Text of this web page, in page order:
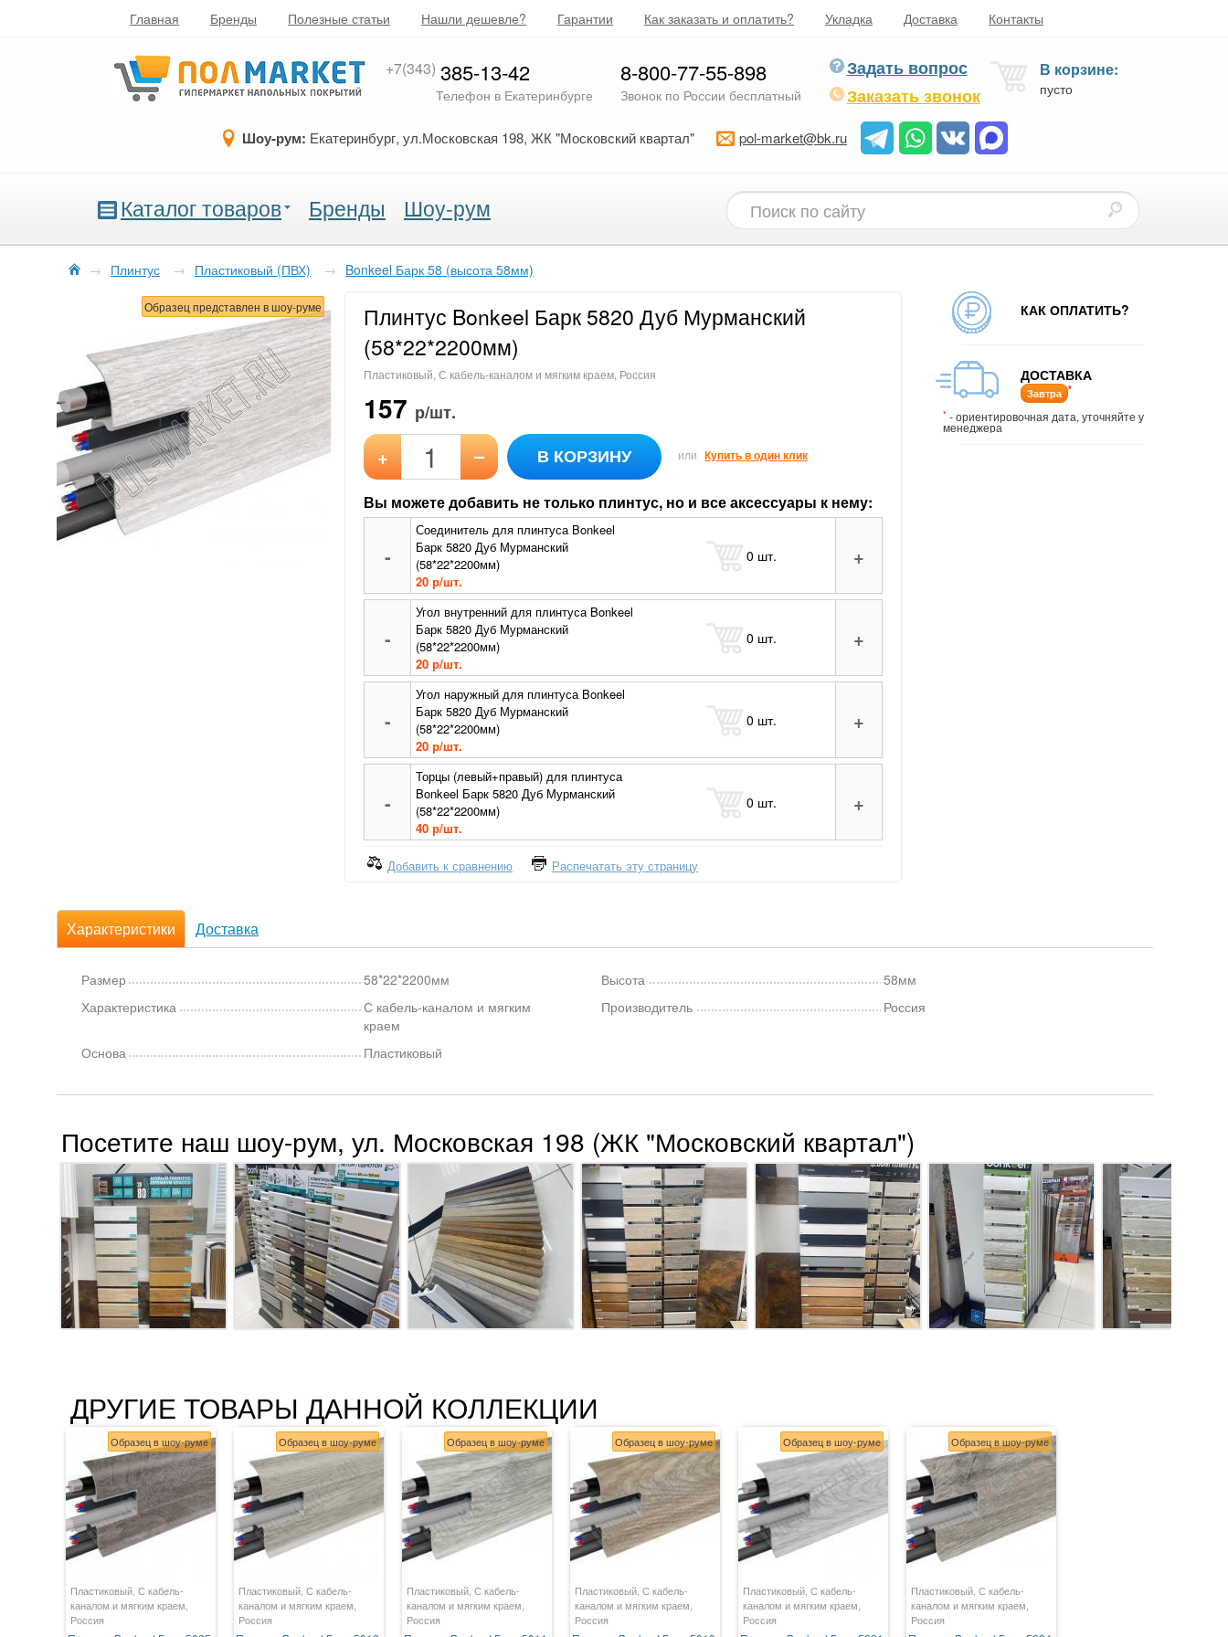
Главная Бренды Полезные статьи Нашли дешевле? Гарантии Как заказать и оплатить? Укладка Доставка Контакты
+7(343) 385-13-42
Телефон в Екатеринбурге
8-800-77-55-898
Звонок по России бесплатный
Задать вопрос
Заказать звонок
В корзине:
пусто
Шоу-рум: Екатеринбург, ул.Московская 198, ЖК "Московский квартал" pol-market@bk.ru
Каталог товаров Бренды Шоу-рум
→ Плинтус → Пластиковый (ПВХ) → Bonkeel Барк 58 (высота 58мм)
Образец представлен в шоу-руме
Плинтус Bonkeel Барк 5820 Дуб Мурманский
(58*22*2200мм)
Пластиковый, С кабель-каналом и мягким краем, Россия
157 р/шт.
+ – В КОРЗИНУ или Купить в один клик
Вы можете добавить не только плинтус, но и все аксессуары к нему:
-
Соединитель для плинтуса Bonkeel
Барк 5820 Дуб Мурманский
(58*22*2200мм)
20 р/шт.
0 шт. +
-
Угол внутренний для плинтуса Bonkeel
Барк 5820 Дуб Мурманский
(58*22*2200мм)
20 р/шт.
0 шт. +
-
Угол наружный для плинтуса Bonkeel
Барк 5820 Дуб Мурманский
(58*22*2200мм)
20 р/шт.
0 шт. +
-
Торцы (левый+правый) для плинтуса
Bonkeel Барк 5820 Дуб Мурманский
(58*22*2200мм)
40 р/шт.
0 шт. +
Добавить к сравнению Распечатать эту страницу
КАК ОПЛАТИТЬ?
ДОСТАВКА
Завтра *
* - ориентировочная дата, уточняйте у
менеджера
Характеристики Доставка
Размер
58*22*2200мм
Характеристика
С кабель-каналом и мягким
краем
Основа
Пластиковый
Высота
58мм
Производитель
Россия
Посетите наш шоу-рум, ул. Московская 198 (ЖК "Московский квартал")
ДРУГИЕ ТОВАРЫ ДАННОЙ КОЛЛЕКЦИИ
Образец в шоу-руме
Пластиковый, С кабель-
каналом и мягким краем,
Россия
Образец в шоу-руме
Пластиковый, С кабель-
каналом и мягким краем,
Россия
Образец в шоу-руме
Пластиковый, С кабель-
каналом и мягким краем,
Россия
Образец в шоу-руме
Пластиковый, С кабель-
каналом и мягким краем,
Россия
Образец в шоу-руме
Пластиковый, С кабель-
каналом и мягким краем,
Россия
Образец в шоу-руме
Пластиковый, С кабель-
каналом и мягким краем,
Россия